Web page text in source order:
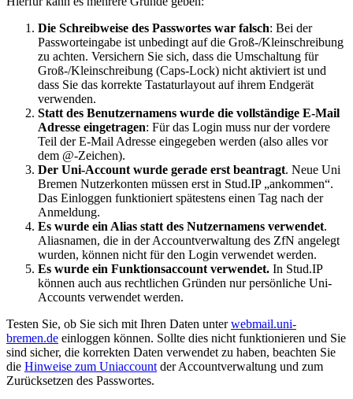
Die Schreibweise des Passwortes war falsch: Bei der
Passworteingabe ist unbedingt auf die Groß-/Kleinschreibung
zu achten. Versichern Sie sich, dass die Umschaltung für
Groß-/Kleinschreibung (Caps-Lock) nicht aktiviert ist und
dass Sie das korrekte Tastaturlayout auf ihrem Endgerät
verwenden.
Statt des Benutzernamens wurde die vollständige E-Mail
Adresse eingetragen: Für das Login muss nur der vordere
Teil der E-Mail Adresse eingegeben werden (also alles vor
dem @-Zeichen).
Der Uni-Account wurde gerade erst beantragt. Neue Uni
Bremen Nutzerkonten müssen erst in Stud.IP „ankommen“.
Das Einloggen funktioniert spätestens einen Tag nach der
Anmeldung.
Es wurde ein Alias statt des Nutzernamens verwendet.
Aliasnamen, die in der Accountverwaltung des ZfN angelegt
wurden, können nicht für den Login verwendet werden.
Es wurde ein Funktionsaccount verwendet. In Stud.IP
können auch aus rechtlichen Gründen nur persönliche Uni-
Accounts verwendet werden.
Testen Sie, ob Sie sich mit Ihren Daten unterwebmail.uni-
bremen.de einloggen können. Sollte dies nicht funktionieren und Sie
sind sicher, die korrekten Daten verwendet zu haben, beachten Sie
die Hinweise zum Uniaccount der Accountverwaltung und zum
Zurücksetzen des Passwortes.